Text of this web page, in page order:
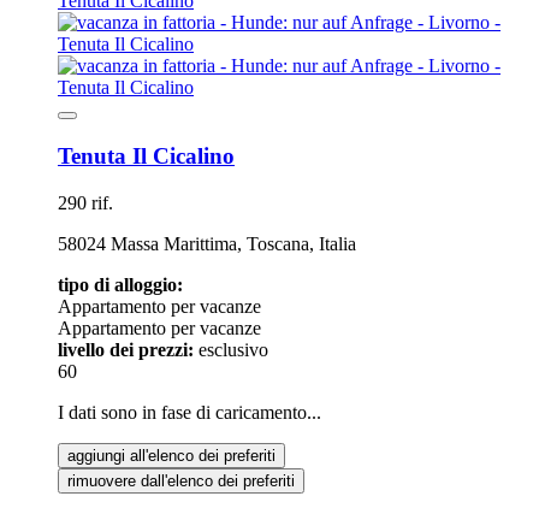
Tenuta Il Cicalino
290 rif.
58024 Massa Marittima, Toscana, Italia
tipo di alloggio:
Appartamento per vacanze
Appartamento per vacanze
livello dei prezzi: esclusivo
60
I dati sono in fase di caricamento...
aggiungi all'elenco dei preferiti
rimuovere dall'elenco dei preferiti